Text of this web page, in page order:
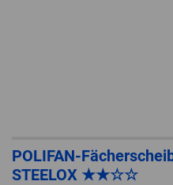
POLIFAN-
STEELOX ★★☆☆